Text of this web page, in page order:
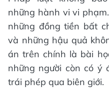
những hành vi vi
những đồng tiền bất
và những hậu quả
án trên chính là bài
những người còn có ý
trái phép qua biên giới.